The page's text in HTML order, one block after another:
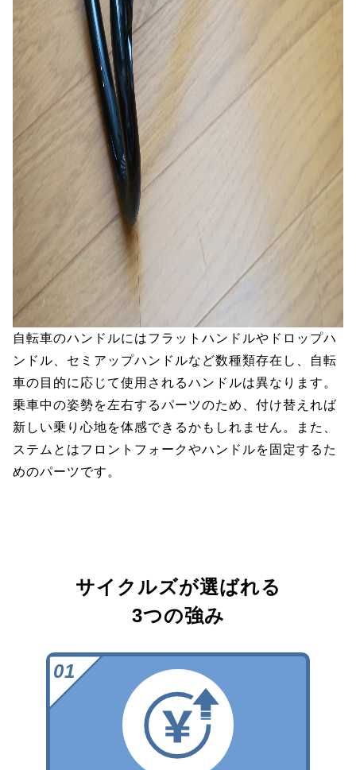
自転車のハンドルにはフラットハンドルやドロップハ
ンドル、セミアップハンドルなど数種類存在し、自転
車の目的に応じて使用されるハンドルは異なります。
乗車中の姿勢を左右するパーツのため、付け替えれば
新しい乗り心地を体感できるかもしれません。また、
ステムとはフロントフォークやハンドルを固定するた
めのパーツです。
サイクルズが選ばれる
3つの強み